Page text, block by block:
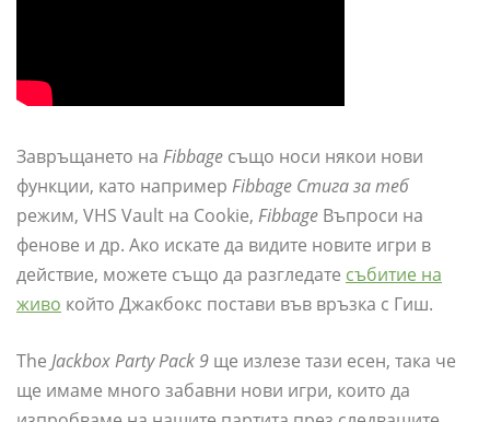
Завръщането на Fibbage също носи някои нови
функции, като например Fibbage Стига за теб
режим, VHS Vault на Cookie, Fibbage Въпроси на
фенове и др. Ако искате да видите новите игри в
действие, можете също да разгледате събитие на
живо който Джакбокс постави във връзка с Гиш.
The Jackbox Party Pack 9 ще излезе тази есен, така че
ще имаме много забавни нови игри, които да